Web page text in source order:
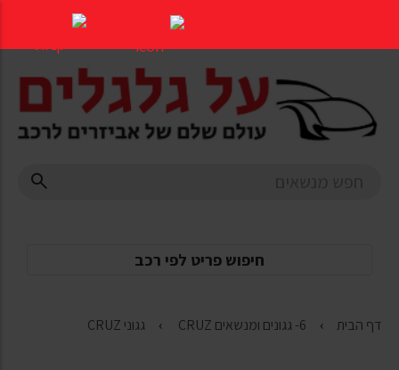
העמוד
חיפוש פריט לפי רכב
דף הבית 6- גגונים ומנשאים CRUZ גגוני CRUZ